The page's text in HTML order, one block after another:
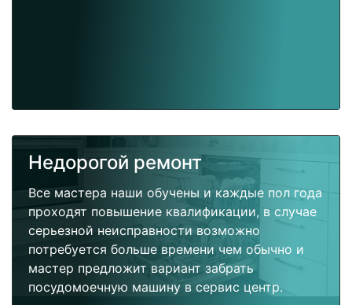
Недорогой ремонт
Все мастера наши обучены и каждые пол года
проходят повышение квалификации, в случае
серьезной неисправности возможно
потребуется больше времени чем обычно и
мастер предложит вариант забрать
посудомоечную машину в сервис центр.